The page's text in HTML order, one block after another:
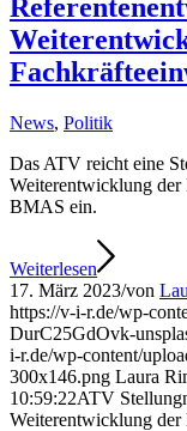
News, Politik
Das ATV reicht eine
Weiterentwicklung der
BMAS ein.
Weiterlesen
17. März 2023/von
https://v-i-r.de/wp-
DurC25GdOvk-
i-r.de/wp-content/
300x146.png Laura
10:59:22ATV
Weiterentwicklung der